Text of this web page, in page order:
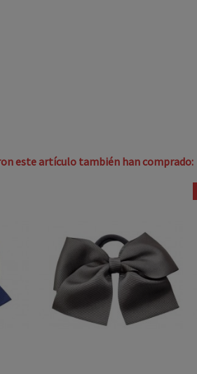
este artículo también han comprado: